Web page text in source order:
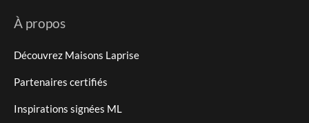
À propos
Découvrez Maisons Laprise
Partenaires certifiés
Inspirations signées ML